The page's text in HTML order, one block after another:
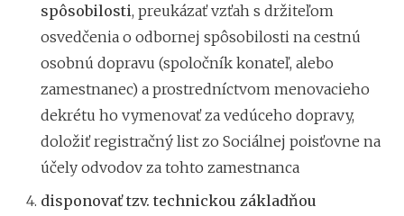
spôsobilosti, preukázať vzťah s držiteľom
osvedčenia o odbornej spôsobilosti na cestnú
osobnú dopravu (spoločník konateľ, alebo
zamestnanec) a prostredníctvom menovacieho
dekrétu ho vymenovať za vedúceho dopravy,
doložiť registračný list zo Sociálnej poisťovne na
účely odvodov za tohto zamestnanca
disponovať tzv. technickou základňou